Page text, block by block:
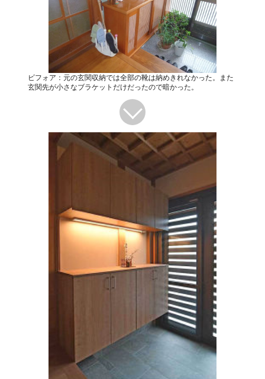
ビフォア：元の玄関収納では全部の靴は納めきれなかった。また
玄関先が小さなブラケットだけだったので暗かった。